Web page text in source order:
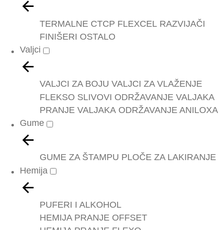
TERMALNE CTCP FLEXCEL RAZVIJAČI
FINIŠERI OSTALO
Valjci
VALJCI ZA BOJU VALJCI ZA VLAŽENJE
FLEKSO SLIVOVI ODRŽAVANJE VALJAKA
PRANJE VALJAKA ODRŽAVANJE ANILOXA
Gume
GUME ZA ŠTAMPU PLOČE ZA LAKIRANJE
Hemija
PUFERI I ALKOHOL
HEMIJA PRANJE OFFSET